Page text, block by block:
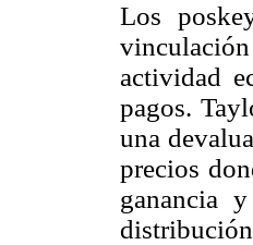
Los
actividad
pagos.
una
precios
ganancia